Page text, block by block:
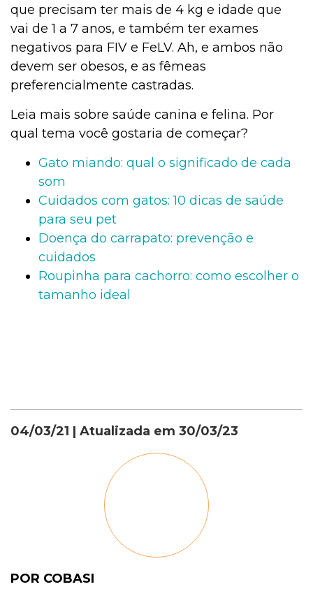
que precisam ter mais de 4 kg e idade que
vai de 1 a 7 anos, e também ter exames
negativos para FIV e FeLV. Ah, e ambos não
devem ser obesos, e as fêmeas
preferencialmente castradas.
Leia mais sobre saúde canina e felina. Por
qual tema você gostaria de começar?
Gato miando: qual o significado de cada
som
Cuidados com gatos: 10 dicas de saúde
para seu pet
Doença do carrapato: prevenção e
cuidados
Roupinha para cachorro: como escolher o
tamanho ideal
04/03/21 | Atualizada em 30/03/23
POR COBASI